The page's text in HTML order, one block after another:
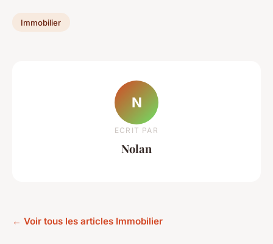
Immobilier
N
ECRIT PAR
Nolan
← Voir tous les articles Immobilier